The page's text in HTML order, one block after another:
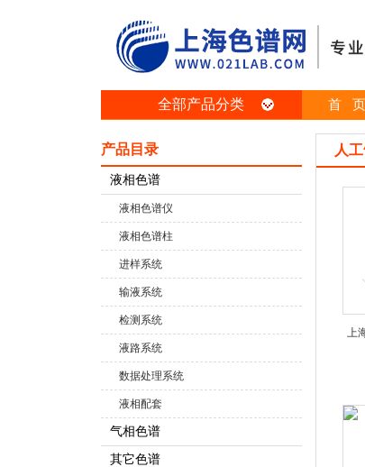
首 页
全部产品分类
产品目录
液相色谱
液相色谱仪
液相色谱柱
进样系统
输液系统
检测系统
液路系统
数据处理系统
液相配套
气相色谱
其它色谱
人
上